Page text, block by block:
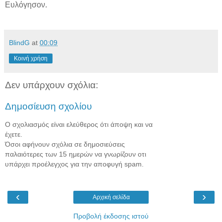
Ευλόγησον.
BlindG at 00:09
Κοινή χρήση
Δεν υπάρχουν σχόλια:
Δημοσίευση σχολίου
Ο σχολιασμός είναι ελεύθερος ότι άποψη και να
έχετε.
Όσοι αφήνουν σχόλια σε δημοσιεύσεις
παλαιότερες των 15 ημερών να γνωρίζουν οτι
υπάρχει προέλεγχος για την αποφυγή spam.
‹ ›
Αρχική σελίδα
Προβολή έκδοσης ιστού